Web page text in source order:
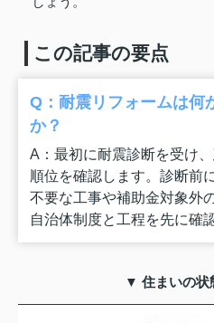
この記事の要点
Q：耐震リフォームは何
か？
A：最初に耐震診断を受け
順位を確認します。診断前
不要な工事や補助金対象外
自治体制度と工程を先に確
▼ 住まいの状